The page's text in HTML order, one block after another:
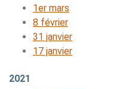
1er mars
8 février
31 janvier
17 janvier
2021